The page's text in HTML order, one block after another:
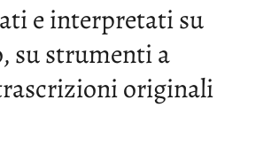
e interpretati su
su strumenti a
originali